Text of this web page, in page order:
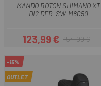
MANDO BOTON SHIMANO XT
DI2 DER. SW-M8050
Precio
123,99 €Precio regular
154,99 €
-15%
OUTLET